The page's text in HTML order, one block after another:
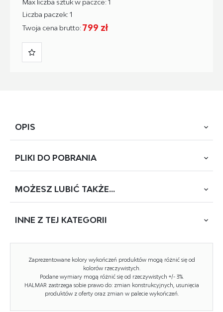
Twoja cena brutto:799 zł
Max liczba sztuk w paczce: 1
Liczba paczek: 1
OPIS
materiał: 73/70/87/45 cm, tkanina velvet / drewno lite,
Rodzaj:
Tapicerka kolor: beżowy
Nóżki / stelaż materiał: drewno
Tapicerka rodzaj: tkanina velvet
PLIKI DO POBRANIA
TITAN (PL314-3)
Zaprezentowane kolory wykończeń produktów mogą różnić się od
kolorów rzeczywistych.
Podane wymiary mogą różnić się od rzeczywistych +/- 3%.
HALMAR zastrzega sobie prawo do: zmian konstrukcyjnych, usunięcia
produktów z oferty oraz zmian w palecie wykończeń.
MOŻESZ LUBIĆ TAKŻE...
INNE Z TEJ KATEGORII